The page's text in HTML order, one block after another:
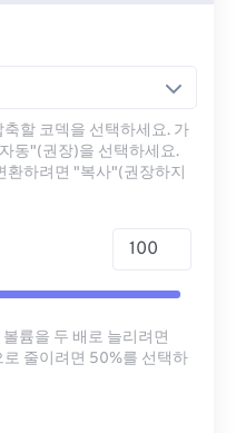
할 코덱을 선택하세요. 가
동"(권장)을 선택하세요.
환하려면 "복사"(권장하지
륨을 두 배로 늘리려면
줄이려면 50%를 선택하